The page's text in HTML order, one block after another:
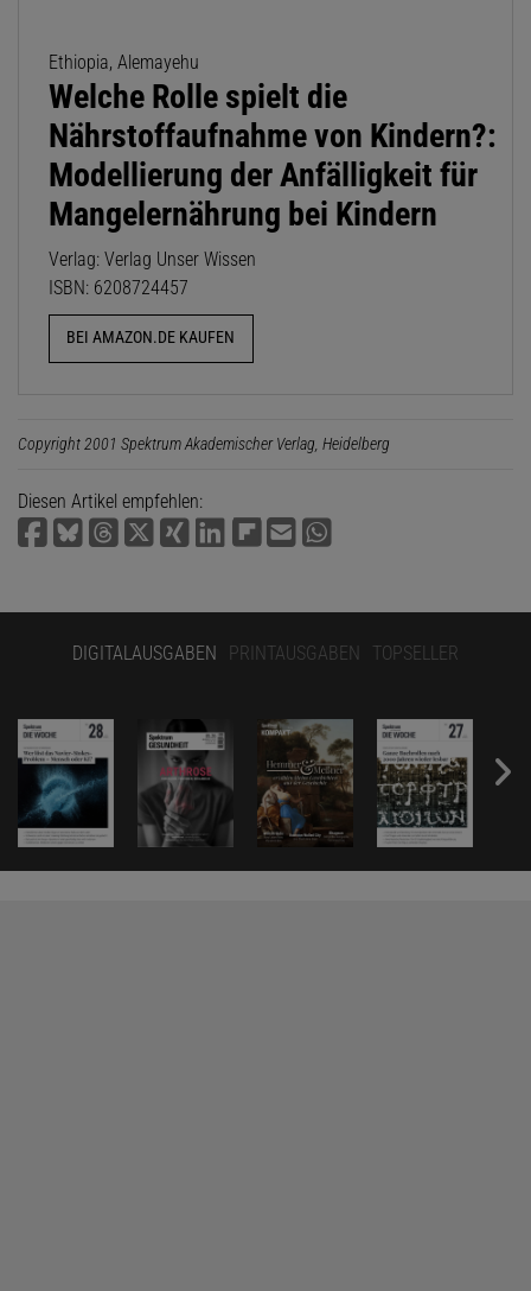
Ethiopia, Alemayehu
Welche Rolle spielt die
Nährstoffaufnahme von Kindern?:
Modellierung der Anfälligkeit für
Mangelernährung bei Kindern
Verlag: Verlag Unser Wissen
ISBN: 6208724457
BEI AMAZON.DE KAUFEN
Copyright 2001 Spektrum Akademischer Verlag, Heidelberg
Diesen Artikel empfehlen:
DIGITALAUSGABEN PRINTAUSGABEN TOPSELLER